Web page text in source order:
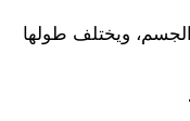
الجسم، ويختلف طولها